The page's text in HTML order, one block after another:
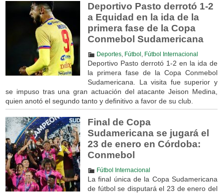
Deportivo Pasto derrotó 1-2
a Equidad en la ida de la
primera fase de la Copa
Conmebol Sudamericana
Deportes, Fútbol Fútbol Internacional
Deportivo Pasto derrotó 1-2 en la ida de
la primera fase de la Copa Conmebol
Sudamericana. La visita fue superior y
se impuso tras una gran actuación del atacante Jeison Medina,
quien anotó el segundo tanto y definitivo a favor de su club.
Final de Copa
Sudamericana se jugará el
23 de enero en Córdoba:
Conmebol
Fútbol Internacional
La final única de la Copa Sudamericana
de fútbol se disputará el 23 de enero del